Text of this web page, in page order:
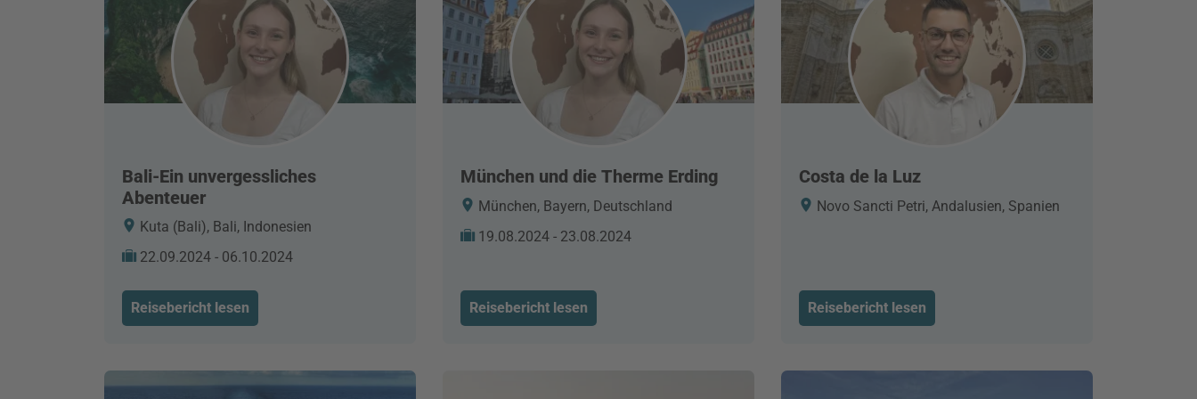
Bali-Ein unvergessliches
Abenteuer
Kuta (Bali), Bali, Indonesien
22.09.2024 - 06.10.2024
Reisebericht lesen
München und die Therme Erding
München, Bayern, Deutschland
19.08.2024 - 23.08.2024
Reisebericht lesen
Costa de la Luz
Novo Sancti Petri, Andalusien, Spanien
Reisebericht lesen